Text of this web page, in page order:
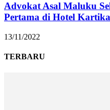
Advokat Asal Maluku
Pertama di Hotel
13/11/2022
TERBARU